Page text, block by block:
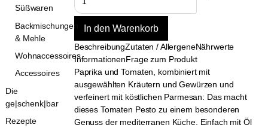
BeschreibungZutaten / AllergeneNährwerte
InformationenFrage zum Produkt
Paprika und Tomaten, kombiniert mit
ausgewählten Kräutern und Gewürzen und
verfeinert mit köstlichen Parmesan: Das macht
dieses Tomaten Pesto zu einem besonderen
Genuss der mediterranen Küche. Einfach mit Öl
Süßwaren
Backmischungen
& Mehle
Wohnaccessoires
Accessoires
Die
ge|schenk|bar
Rezepte